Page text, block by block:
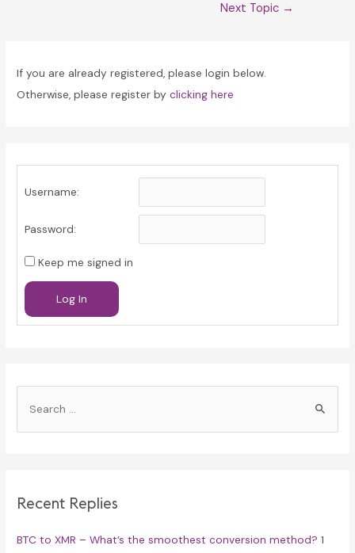
Next Topic →
If you are already registered, please login below.
Otherwise, please register byclicking here
Username:
Password:
Keep me signed in
Log In
h
o
Recent Replies
BTC to XMR – What’s the smoothest conversion method? 1